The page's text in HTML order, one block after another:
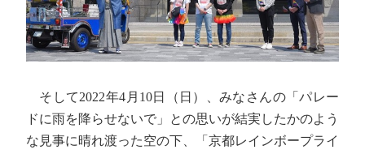
そして2022年4月10日（日）、みなさんの「パレー
ドに雨を降らせないで」との思いが結実したかのよう
な見事に晴れ渡った空の下、「京都レインボープライ